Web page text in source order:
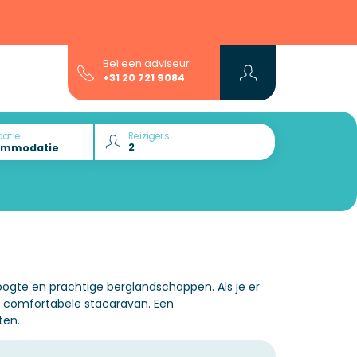
Bel een adviseur
+31 20 721 9084
Reizigers
en prachtige berglandschappen. Als je er
stacaravan. Een